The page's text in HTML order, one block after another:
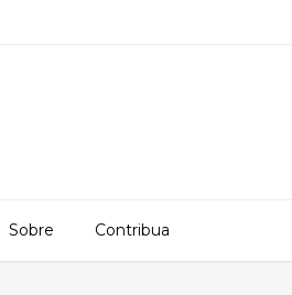
Sobre Contribua